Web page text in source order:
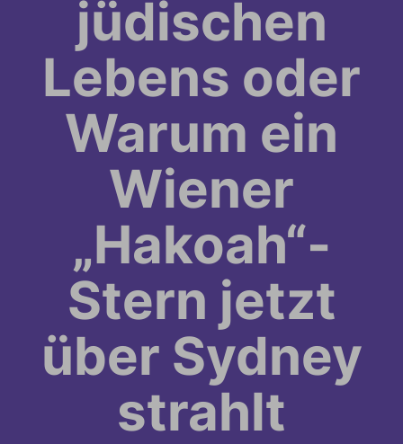
jüdischen
Lebens oder
Warum ein
Wiener
„Hakoah“-
Stern jetzt
über Sydney
strahlt